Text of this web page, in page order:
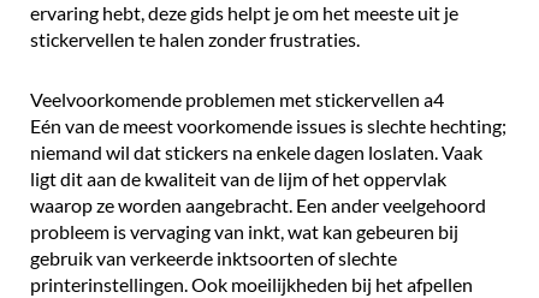
ervaring hebt, deze gids helpt je om het meeste uit je
stickervellen te halen zonder frustraties.
Veelvoorkomende problemen met stickervellen a4
Eén van de meest voorkomende issues is slechte hechting;
niemand wil dat stickers na enkele dagen loslaten. Vaak
ligt dit aan de kwaliteit van de lijm of het oppervlak
waarop ze worden aangebracht. Een ander veelgehoord
probleem is vervaging van inkt, wat kan gebeuren bij
gebruik van verkeerde inktsoorten of slechte
printerinstellingen. Ook moeilijkheden bij het afpellen